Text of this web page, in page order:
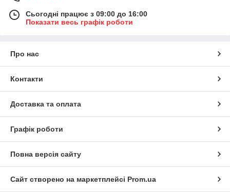
Сьогодні працює з 09:00 до 16:00
Показати весь графік роботи
Про нас
Контакти
Доставка та оплата
Графік роботи
Повна версія сайту
Сайт створено на маркетплейсі Prom.ua